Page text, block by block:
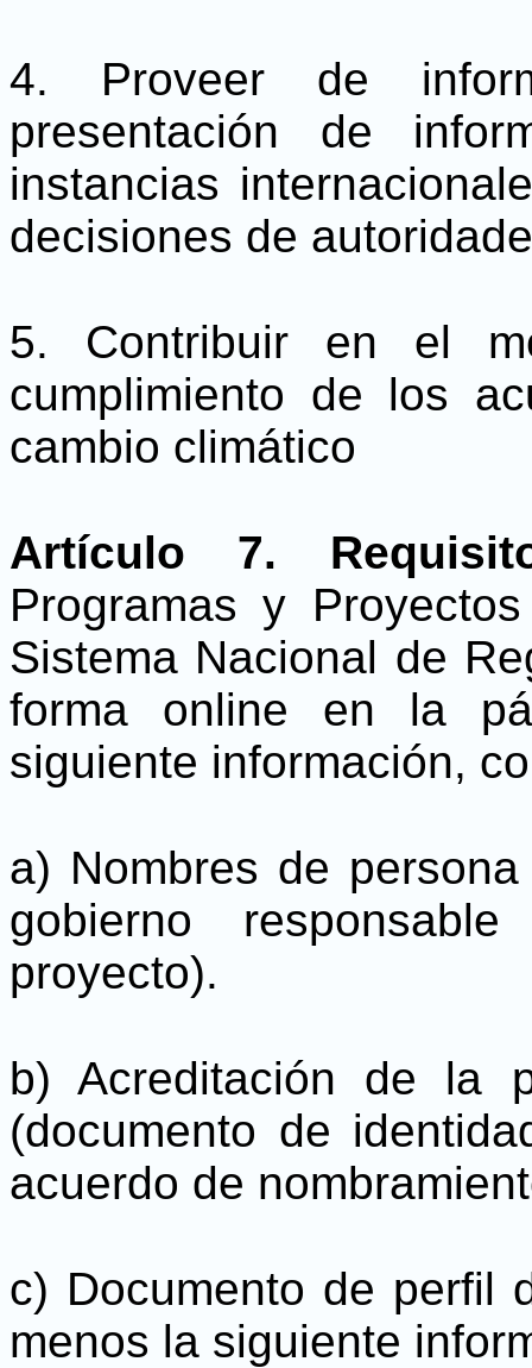
4. Proveer de
presentación de
instancias
decisiones de
5. Contribuir en el
cumplimiento de los
cambio climático
Artículo 7.
Programas y
Sistema Nacional de
forma online en la
siguiente información,
a) Nombres de
gobierno
proyecto).
b) Acreditación de la
(documento de
acuerdo de
c) Documento de perfil
menos la siguiente